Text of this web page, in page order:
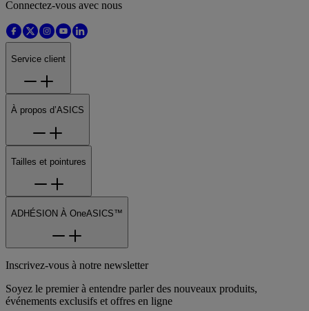
Connectez-vous avec nous
Service client
À propos d’ASICS
Tailles et pointures
ADHÉSION À OneASICS™
Inscrivez-vous à notre newsletter
Soyez le premier à entendre parler des nouveaux produits,
événements exclusifs et offres en ligne